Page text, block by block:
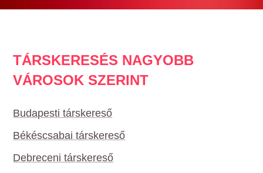
TÁRSKERESÉS NAGYOBB
VÁROSOK SZERINT
Budapesti társkereső
Békéscsabai társkereső
Debreceni társkereső